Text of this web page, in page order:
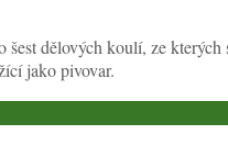
dělových koulí, ze
jako pivovar.